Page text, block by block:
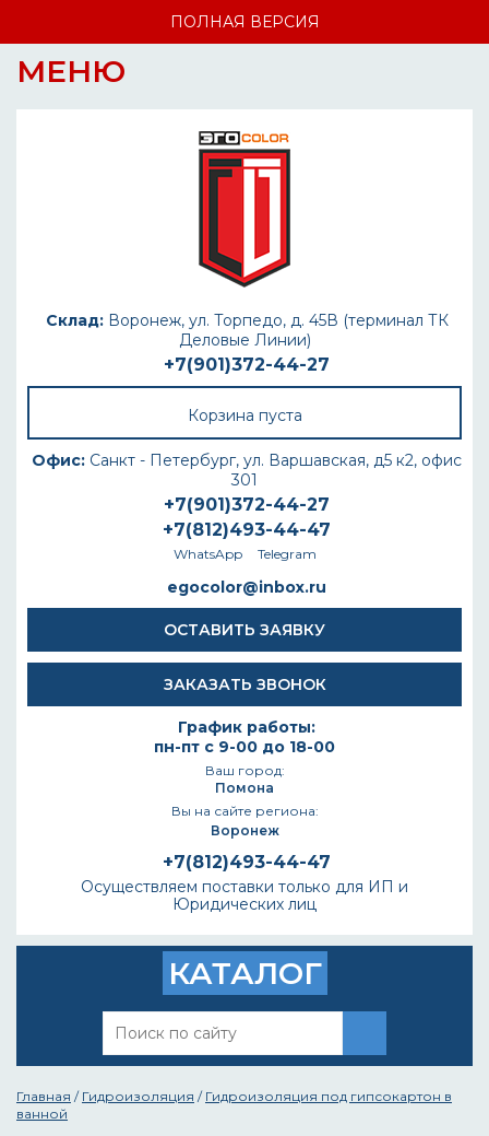
ПОЛНАЯ ВЕРСИЯ
МЕНЮ
Склад:Воронеж, ул. Торпедо, д. 45В (терминал ТК
Деловые Линии)
+7(901)372-44-27
Корзина пуста
Офис: Санкт - Петербург, ул. Варшавская, д5 к2, офис
301
+7(901)372-44-27
+7(812)493-44-47
WhatsApp Telegram
egocolor@inbox.ru
ОСТАВИТЬ ЗАЯВКУ
ЗАКАЗАТЬ ЗВОНОК
График работы:
пн-пт с 9-00 до 18-00
Ваш город:
Помона
Вы на сайте региона:
Воронеж
+7(812)493-44-47
Осуществляем поставки только для ИП и
Юридических лиц
КАТАЛОГ
Главная / Гидроизоляция / Гидроизоляция под гипсокартон в
ванной